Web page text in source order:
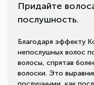
Придайте
послушность.
Благодаря эффекту
непослушных волос
волосы, спрятав
волоски. Это